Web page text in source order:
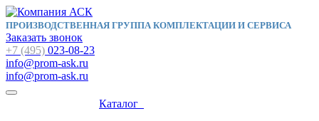
ПРОИЗВОДСТВЕННАЯ ГРУППА КОМПЛЕКТАЦИИ И СЕРВИСА
Заказать звонок
+7 (495) 023-08-23
info@prom-ask.ru
info@prom-ask.ru
Каталог